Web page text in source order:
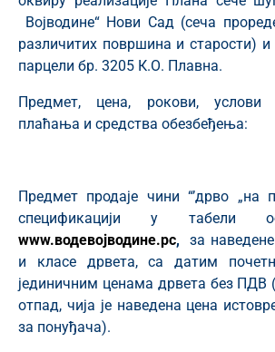
Војводине“ Нови Сад (сеча
различитих површина и старости) и
парцели бр. 3205 К.О. Плавна.
Предмет, цена, рокови, услови
плаћања и средства обезбеђења:
Предмет продаје чини “’дрво
спецификацији у табели
www.водевојводине.рс,
за
и класе дрвета, са датим
јединичним ценама дрвета без
отпад, чија је наведена цена
за понуђача).